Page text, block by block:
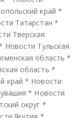
край *
Татарстан *
Тверская
Новости Тульская
область *
область *
край * Новости
* Новости
округ *
Якутия *